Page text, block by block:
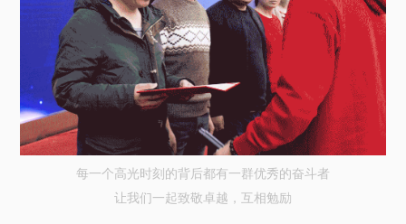
每一个高光时刻的背后都有一群优秀的奋斗者
让我们一起致敬卓越，互相勉励